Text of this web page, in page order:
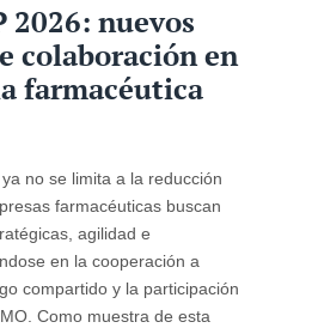
2026: nuevos
colaboración en
farmacéutica
no se limita a la reducción
farmacéuticas buscan
agilidad e
en la cooperación a
compartido y la participación
Como muestra de esta